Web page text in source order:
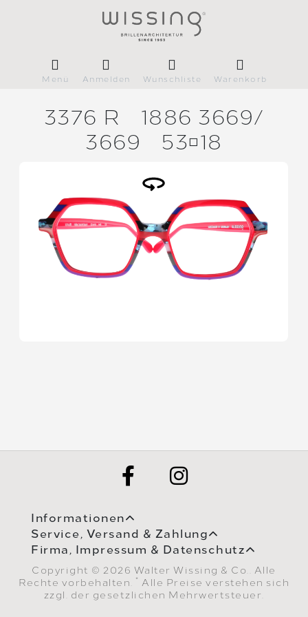
Menü Anmelden Wunschliste Warenkorb
3376 R
1886 3669/
3669
5318
Informationen
Service, Versand & Zahlung
Firma, Impressum & Datenschutz
Copyright © 2026 Walter Wissing & Co.. Alle
Rechte vorbehalten.
* Alle Preise verstehen sich
zzgl. der gesetzlichen Mehrwertsteuer.